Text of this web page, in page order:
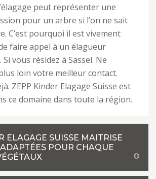
peut représenter une
pour un arbre si l’on ne sait
C’est pourquoi il est vivement
faire appel à un élagueur
vous résidez à Sassel. Ne
loin votre meilleur contact.
ZEPP Kinder Elagage Suisse est
ce domaine dans toute la région.
ELAGAGE SUISSE MAITRISE
POUR CHAQUE